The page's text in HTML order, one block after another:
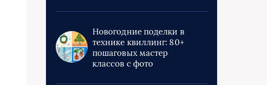
Новогодние поделки в
технике квиллинг: 80+
пошаговых мастер
классов с фото